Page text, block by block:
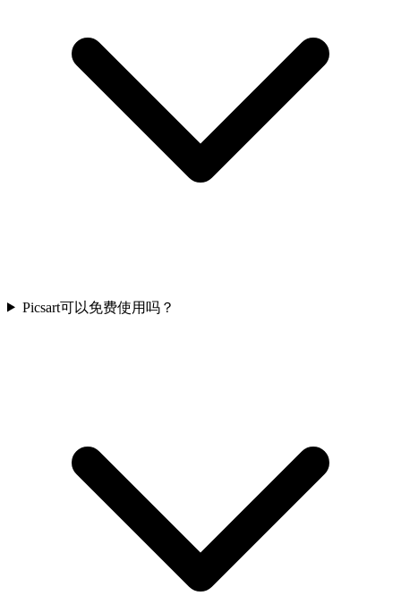
Picsart可以免费使用吗？